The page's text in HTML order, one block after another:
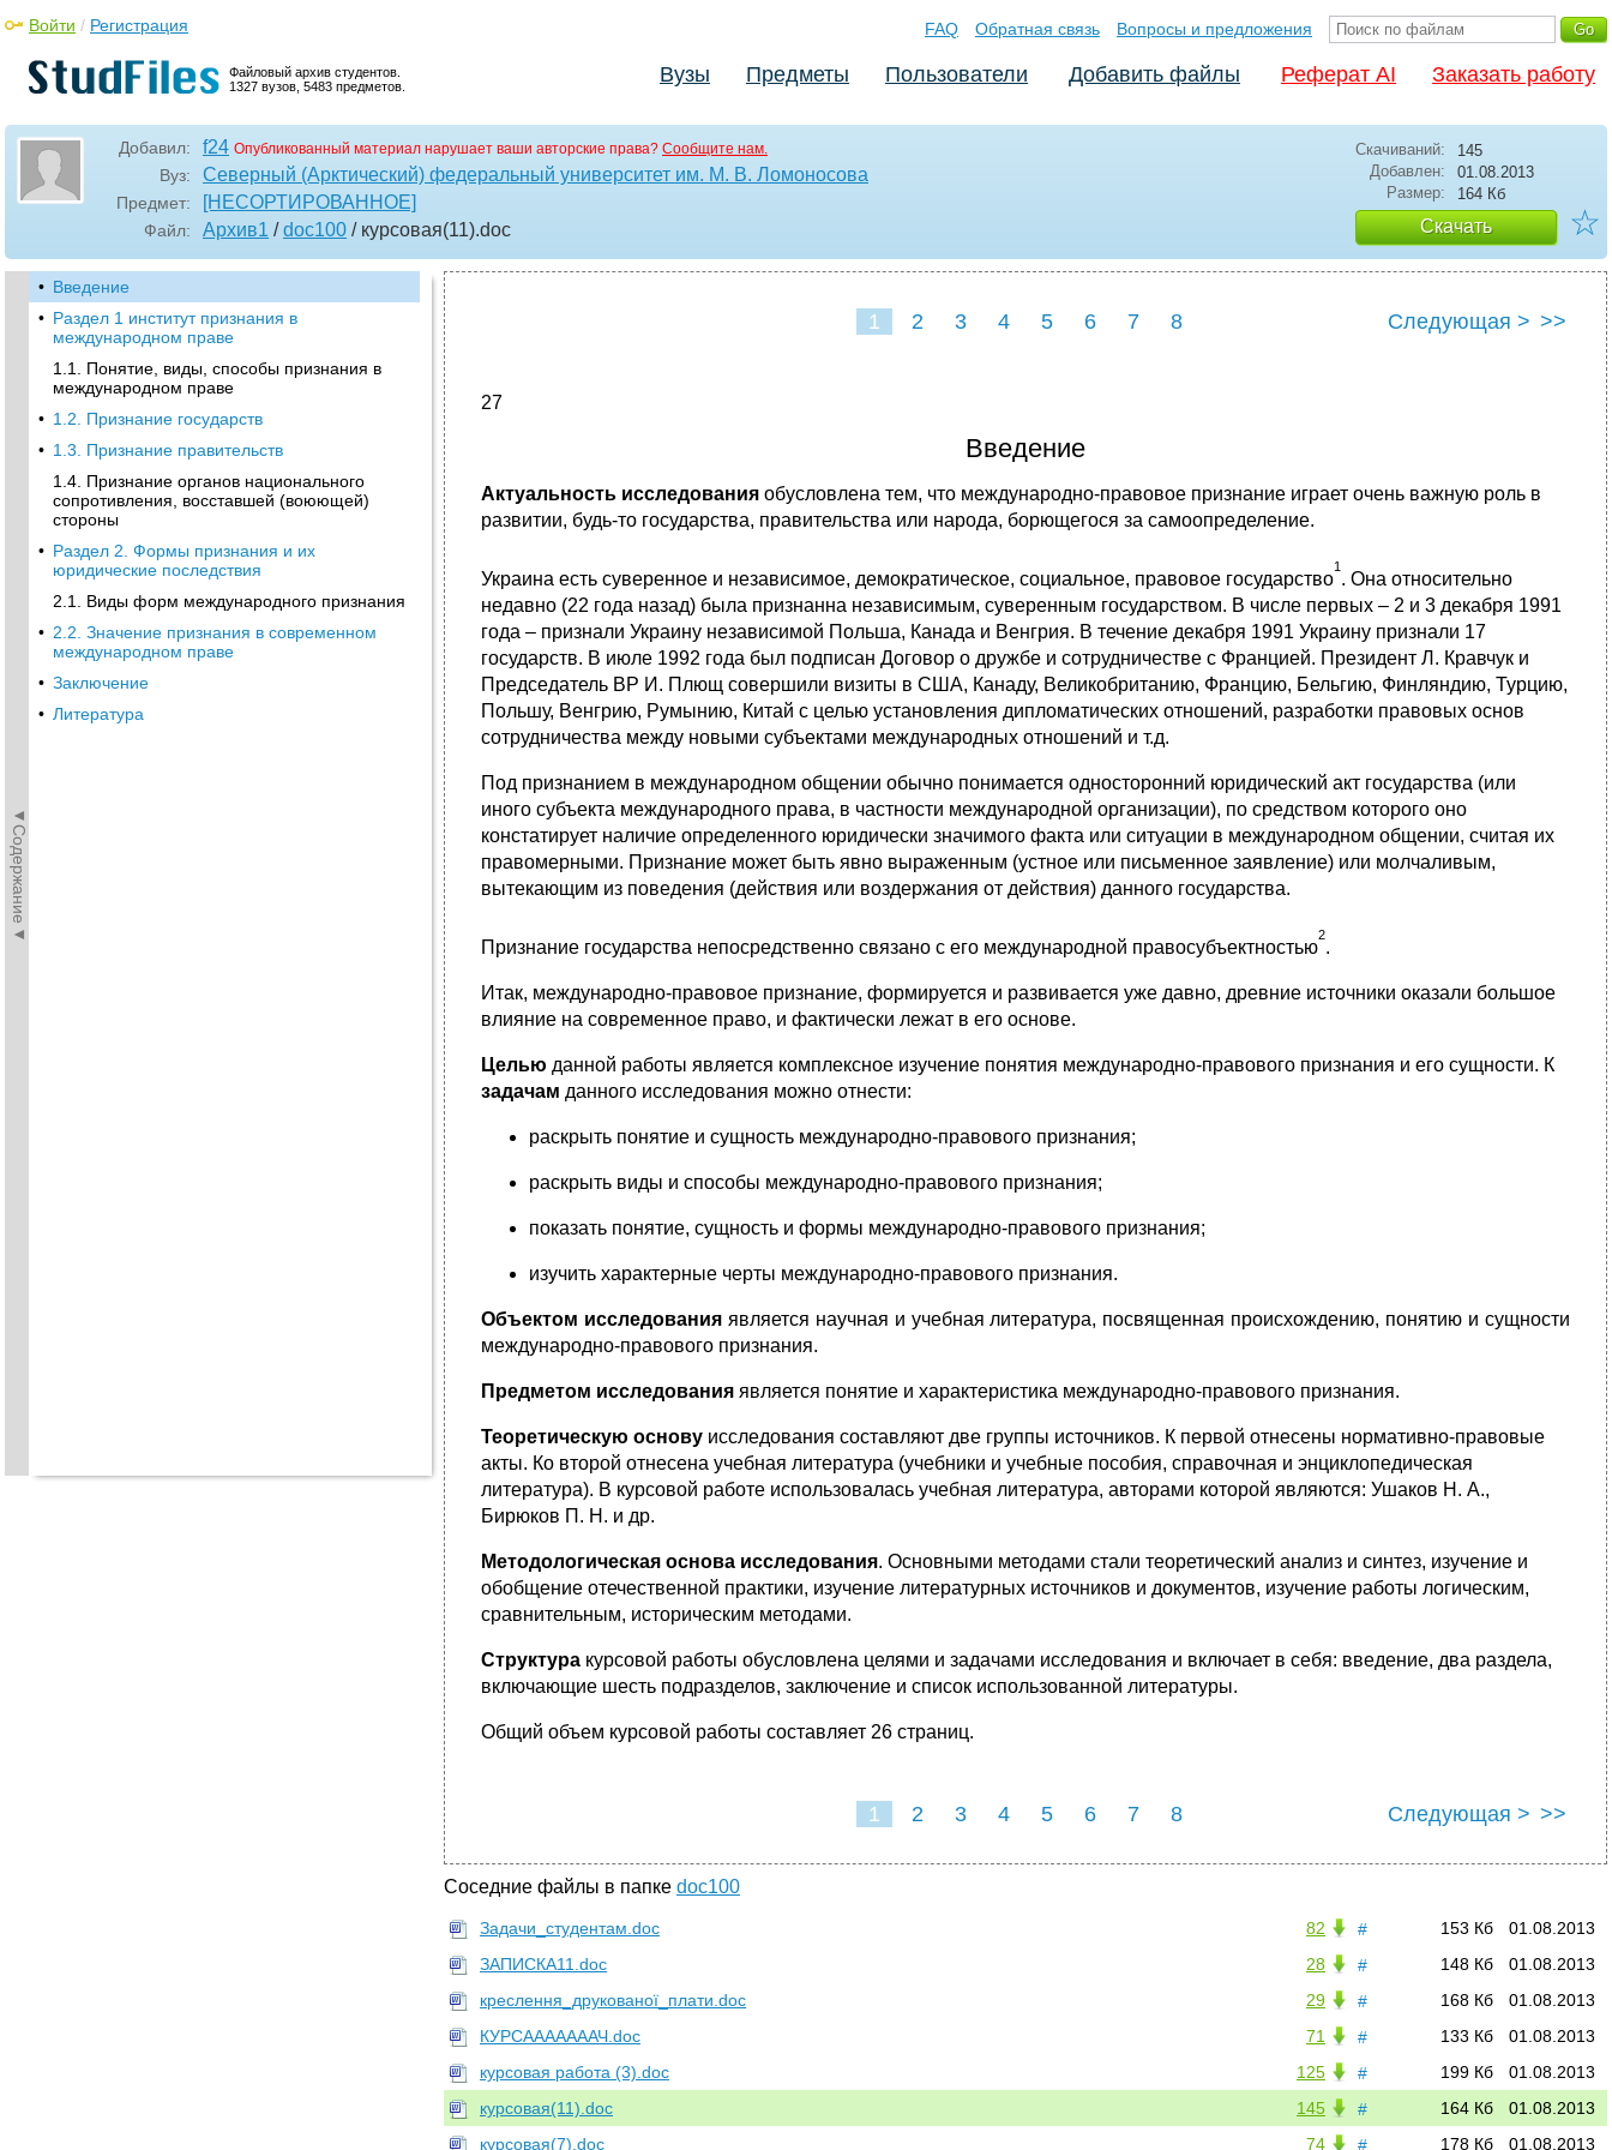
Файловый архив студентов.
1327 вузов, 5483 предметов.
Войти / Регистрация FAQ Обратная связь Вопросы и предложения
Вузы Предметы Пользователи Добавить файлы Реферат AI Заказать работу
Добавил: f24 Опубликованный материал нарушает ваши авторские права? Сообщите нам.
Вуз: Северный (Арктический) федеральный университет им. М. В. Ломоносова
Предмет: [НЕСОРТИРОВАННОЕ]
Файл: Архив1 /doc100 / курсовая(11).doc
Скачиваний:
145
Добавлен:
01.08.2013
Размер:
164 Кб
Скачать ☆
◄Содержание◄
• Введение
• Раздел 1 институт признания в
международном праве
1.1. Понятие, виды, способы признания в
международном праве
• 1.2. Признание государств
• 1.3. Признание правительств
1.4. Признание органов национального
сопротивления, восставшей (воюющей)
стороны
• Раздел 2. Формы признания и их
юридические последствия
2.1. Виды форм международного признания
• 2.2. Значение признания в современном
международном праве
• Заключение
• Литература
1 2 3 4 5 6 7 8 Следующая > >>
27
Введение
Актуальность исследования обусловлена тем, что международно-правовое признание играет очень важную роль в
развитии, будь-то государства, правительства или народа, борющегося за самоопределение.
Украина есть суверенное и независимое, демократическое, социальное, правовое государство
1
. Она относительно
недавно (22 года назад) была признанна независимым, суверенным государством. В числе первых – 2 и 3 декабря 1991
года – признали Украину независимой Польша, Канада и Венгрия. В течение декабря 1991 Украину признали 17
государств. В июле 1992 года был подписан Договор о дружбе и сотрудничестве с Францией. Президент Л. Кравчук и
Председатель ВР И. Плющ совершили визиты в США, Канаду, Великобританию, Францию, Бельгию, Финляндию, Турцию,
Польшу, Венгрию, Румынию, Китай с целью установления дипломатических отношений, разработки правовых основ
сотрудничества между новыми субъектами международных отношений и т.д.
Под признанием в международном общении обычно понимается односторонний юридический акт государства (или
иного субъекта международного права, в частности международной организации), по средством которого оно
констатирует наличие определенного юридически значимого факта или ситуации в международном общении, считая их
правомерными. Признание может быть явно выраженным (устное или письменное заявление) или молчаливым,
вытекающим из поведения (действия или воздержания от действия) данного государства.
Признание государства непосредственно связано с его ме­ждународной правосубъектностью
2
.
Итак, международно-правовое признание, формируется и развивается уже давно, древние источники оказали большое
влияние на современное право, и фактически лежат в его основе.
Целью данной работы является комплексное изучение понятия международно-правового признания и его сущности. К
задачам данного исследования можно отнести:
раскрыть понятие и сущность международно-правового признания;
раскрыть виды и способы международно-правового признания;
показать понятие, сущность и формы международно-правового признания;
изучить характерные черты международно-правового признания.
Объектом исследованияявляется научная и учебная литература, посвященная происхождению, понятию и сущности
международно-правового признания.
Предметом исследования является понятие и характеристика международно-правового признания.
Теоретическую основу исследования составляют две группы источни­ков. К первой отнесены нормативно-правовые
акты. Ко второй отнесена учебная литература (учебники и учебные пособия, справочная и энциклопе­дическая
литература). В курсовой работе использовалась учебная литература, авторами которой являются: Ушаков Н. А.,
Бирюков П. Н. и др.
Методологическая основа исследования. Основными методами стали теоретический анализ и синтез, изучение и
обобщение отечественной прак­тики, изучение литературных источников и документов, изучение работы ло­гическим,
сравнительным, историческим методами.
Структура курсовой работы обусловлена целями и задачами исследова­ния и включает в себя: введение, два раздела,
включающие шесть подразде­лов, заключение и список использованной литературы.
Общий объем курсовой работы составляет 26 страниц.
1 2 3 4 5 6 7 8 Следующая > >>
Соседние файлы в папке doc100
# 01.08.2013
153 Кб
82
Задачи_студентам.doc
#
01.08.2013
148 Кб
28
ЗАПИСКА11.doc
#
01.08.2013
168 Кб
29
креслення_друкованої_плати.doc
#
01.08.2013
133 Кб
71
КУРСАААААААЧ.doc
#
01.08.2013
199 Кб
125
курсовая работа (3).doc
#
01.08.2013
164 Кб
145
курсовая(11).doc
#
01.08.2013
178 Кб
74
курсовая(7).doc